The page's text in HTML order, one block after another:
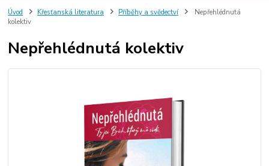
Úvod Křesťanská literatura Příběhy a svědectví
Nepřehlédnutá
kolektiv
Nepřehlédnutá kolektiv